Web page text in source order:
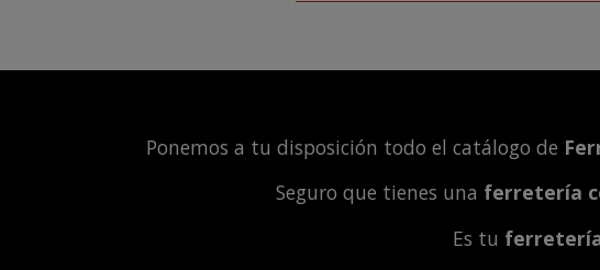
Ponemos a tu disposición todo el catálogo de
Seguro que tienes una ferretería
Es tu